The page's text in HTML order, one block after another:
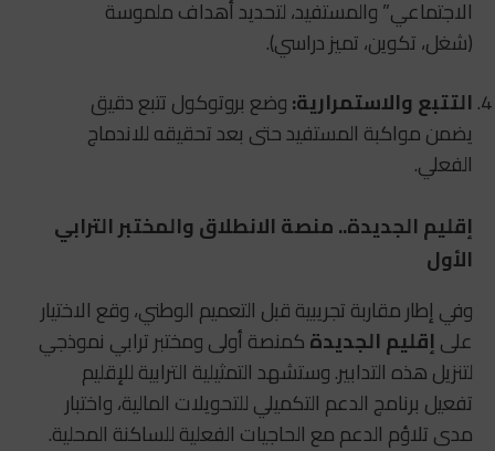
الاجتماعي” والمستفيد، لتحديد أهداف ملموسة
(شغل، تكوين، تميز دراسي).
التتبع والاستمرارية:وضع بروتوكول تتبع دقيق
يضمن مواكبة المستفيد حتى بعد تحقيقه للاندماج
الفعلي.
إقليم الجديدة.. منصة الانطلاق والمختبر الترابي
الأول
وفي إطار مقاربة تجريبية قبل التعميم الوطني، وقع الاختيار
علىإقليم الجديدةكمنصة أولى ومختبر ترابي نموذجي
لتنزيل هذه التدابير. وستشهد التمثيلية الترابية للإقليم
تفعيل برنامج الدعم التكميلي للتحويلات المالية، واختبار
مدى تلاؤم الدعم مع الحاجيات الفعلية للساكنة المحلية.